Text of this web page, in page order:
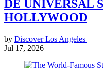
DE UNIVERSAL
HOLLYWOOD
by Discover Los Angeles
Jul 17, 2026